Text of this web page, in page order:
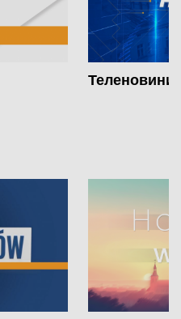
Теленовини